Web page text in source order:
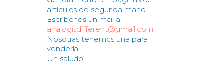
artículos de segunda mano.
Escríbenos un mail a
analogisdifferent@gmail.com
Nosotras tenemos una para
venderla.
Un saludo